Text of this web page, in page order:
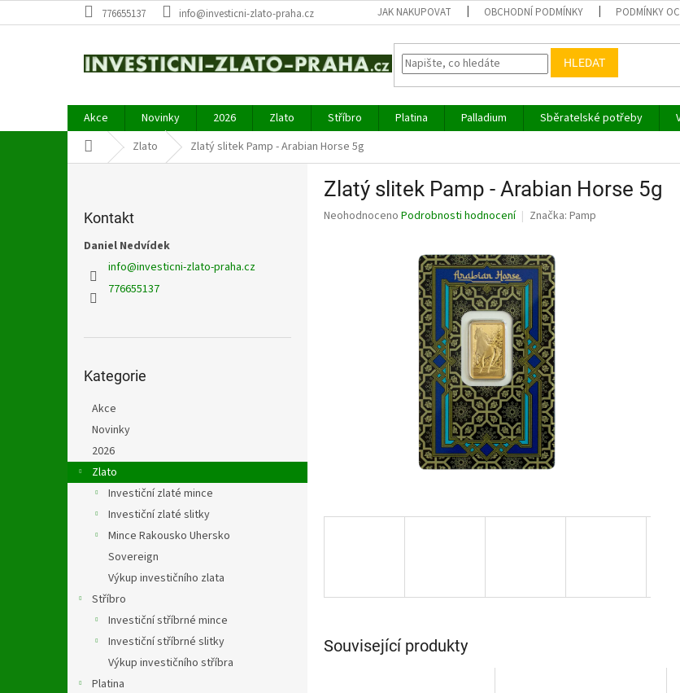
na
776655137 info@investicni-zlato-praha.cz JAK NAKUPOVAT OBCHODNÍ PODMÍNKY PODMÍNKY
HLEDAT
Akce Novinky 2026 Zlato Stříbro Platina Palladium Sběratelské potřeby
Domů Zlato Zlatý slitek Pamp - Arabian Horse 5g
Kontakt
Daniel Nedvídek
info@investicni-zlato-praha.cz
776655137
kategorie
Kategorie
Akce
Novinky
2026
Zlato
Investiční zlaté mince
Investiční zlaté slitky
Mince Rakousko Uhersko
Sovereign
Výkup investičního zlata
Stříbro
Investiční stříbrné mince
Investiční stříbrné slitky
Výkup investičního stříbra
Platina
Zlatý slitek Pamp - Arabian Horse 5g
Průměrné
Neohodnoceno Podrobnosti hodnocení Značka: Pamp
Související produkty